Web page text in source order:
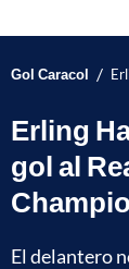
Gol Caracol /
Erling
gol al
El delantero